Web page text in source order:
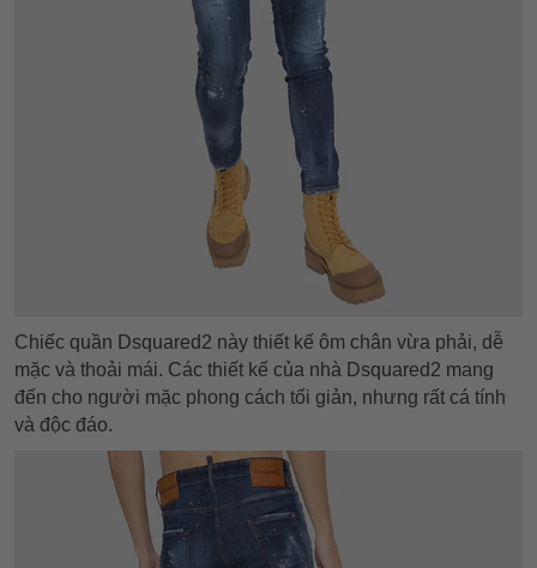
Chiếc quần Dsquared2 này thiết kế ôm chân vừa phải, dễ
mặc và thoải mái. Các thiết kế của nhà Dsquared2 mang
đến cho người mặc phong cách tối giản, nhưng rất cá tính
và độc đáo.